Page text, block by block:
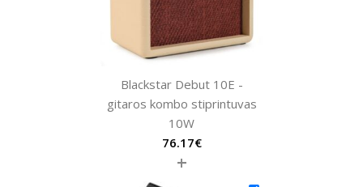
Blackstar Debut 10E -
gitaros kombo stiprintuvas
10W
76.17€
+